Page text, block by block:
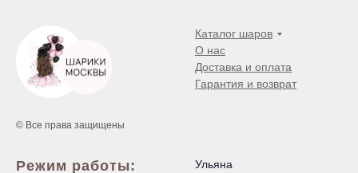
© Все права защищены
Каталог шаров
О нас
Доставка и оплата
Гарантия и возврат
Режим работы: Ульяна